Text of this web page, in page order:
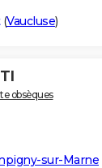
(Vaucluse)
obsèques
sur-Marne